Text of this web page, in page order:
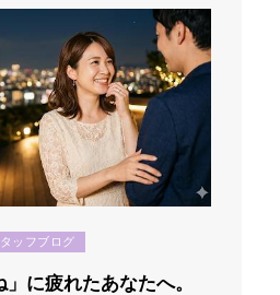
ッフブログ
に疲れたあなたへ。